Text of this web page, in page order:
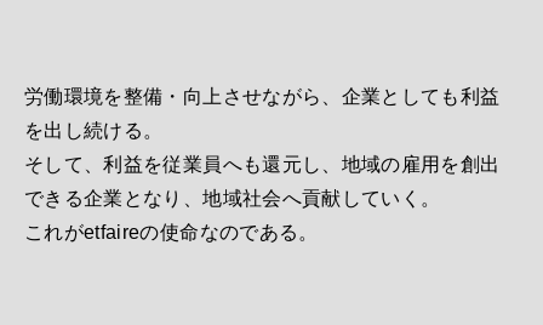
労働環境を整備・向上させながら、企業としても利益
を出し続ける。
そして、利益を従業員へも還元し、地域の雇用を創出
できる企業となり、地域社会へ貢献していく。
これがetfaireの使命なのである。